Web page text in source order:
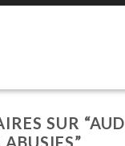
SUR “
”